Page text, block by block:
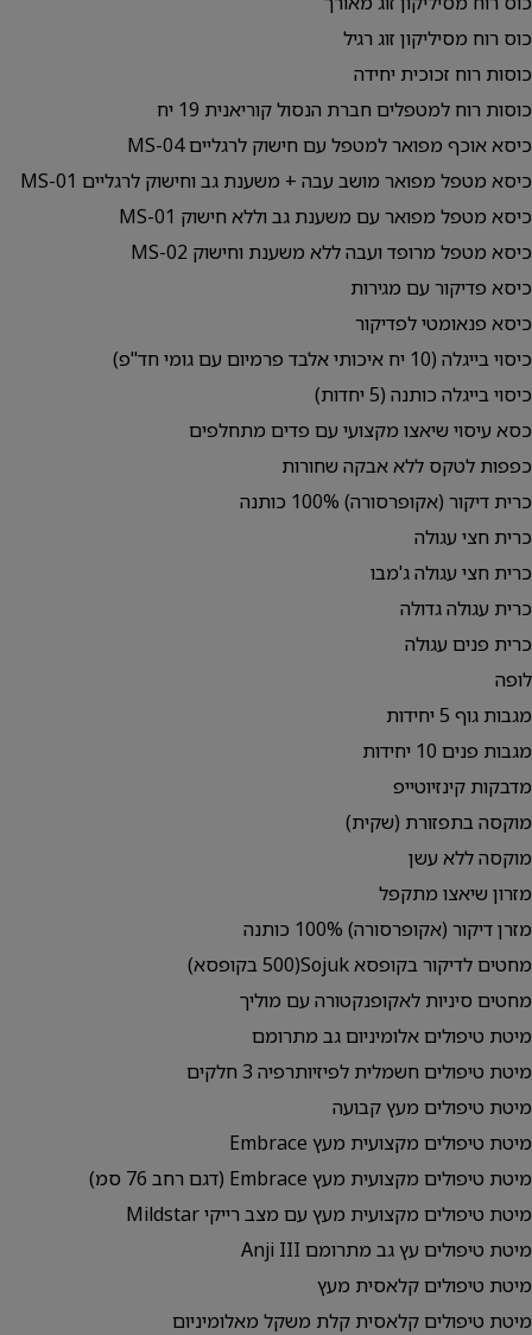
כוס רוח מסיליקון זוג רגיל
כוסות רוח זכוכית יחידה
כוסות רוח למטפלים חברת הנסול קוריאנית 19 יח
כיסא אוכף מפואר למטפל עם חישוק לרגליים MS-04
כיסא מטפל מפואר מושב עבה + משענת גב וחישוק לרגליים MS-01
כיסא מטפל מפואר עם משענת גב וללא חישוק MS-01
כיסא מטפל מרופד ועבה ללא משענת וחישוק MS-02
כיסא פדיקור עם מגירות
כיסא פנאומטי לפדיקור
כיסוי בייגלה (10 יח איכותי אלבד פרמיום עם גומי חד"פ)
כיסוי בייגלה כותנה (5 יחדות)
כסא עיסוי שיאצו מקצועי עם פדים מתחלפים
כפפות לטקס ללא אבקה שחורות
כרית דיקור (אקופרסורה) 100% כותנה
כרית חצי עגולה
כרית חצי עגולה ג'מבו
כרית עגולה גדולה
כרית פנים עגולה
לופה
מגבות גוף 5 יחידות
מגבות פנים 10 יחידות
מדבקות קינזיוטייפ
מוקסה בתפזורת (שקית)
מוקסה ללא עשן
מזרון שיאצו מתקפל
מזרן דיקור (אקופרסורה) 100% כותנה
מחטים לדיקור בקופסא Sojuk(500 בקופסא)
מחטים סיניות לאקופנקטורה עם מוליך
מיטת טיפולים אלומיניום גב מתרומם
מיטת טיפולים חשמלית לפיזיותרפיה 3 חלקים
מיטת טיפולים מעץ קבועה
מיטת טיפולים מקצועית מעץ Embrace
מיטת טיפולים מקצועית מעץ Embrace (דגם רחב 76 סמ)
מיטת טיפולים מקצועית מעץ עם מצב רייקי Mildstar
מיטת טיפולים עץ גב מתרומם Anji III
מיטת טיפולים קלאסית מעץ
מיטת טיפולים קלאסית קלת משקל מאלומיניום